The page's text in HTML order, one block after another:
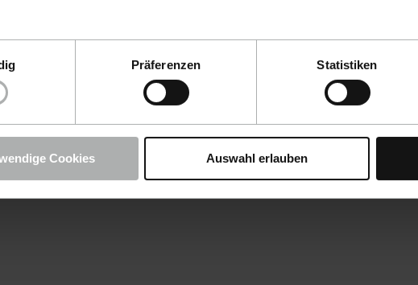
Präferenzen Statistiken
Cookies Auswahl erlauben